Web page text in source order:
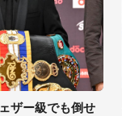
ザー級でも倒せ